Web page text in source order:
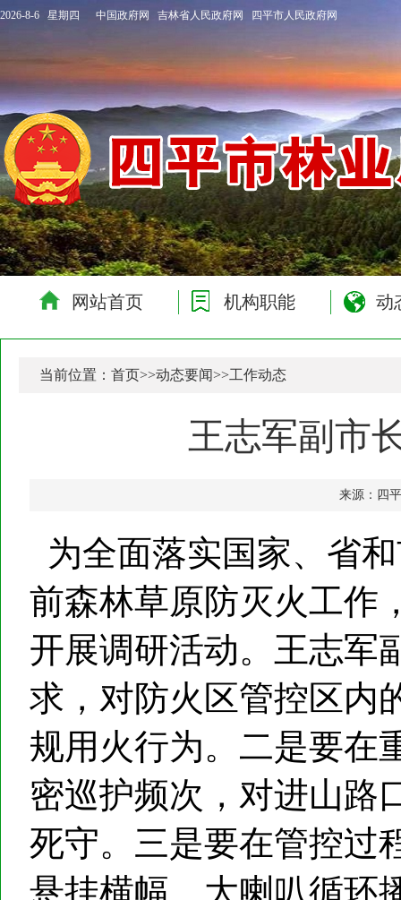
2026-8-6 星期四 中国政府网 吉林省人民政府网 四平市人民政府网
网站首页 机构职能 动
当前位置：首页>>动态要闻>>工作动态
王志军副市
来源：四
为全面落实国家、省
前森林草原防灭火工作
开展调研活动。王志军
求，对防火区管控区内
规用火行为。二是要在
密巡护频次，对进山路
死守。三是要在管控过
悬挂横幅、大喇叭循环